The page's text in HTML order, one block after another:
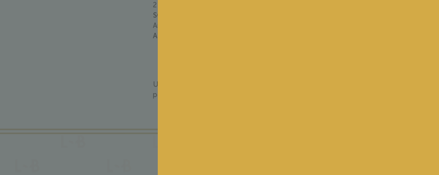
2 ha
SOL
Argilo-calcaire, sables
AGE MOYEN DES VIGNES
Un ceviche de daurade aux agrumes, des sashimis de bar ou de thon, ou encore une
pêche blanche et à la burrata.